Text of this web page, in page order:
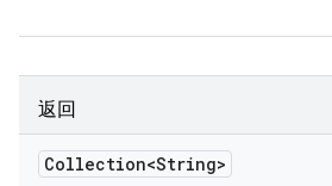
返回
Collection<String>